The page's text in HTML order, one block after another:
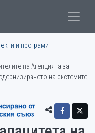
и програми
на Агенцията за
на системите